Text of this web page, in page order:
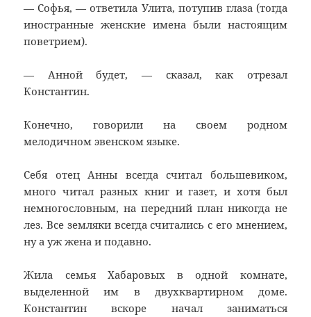
— Софья, — ответила Улита, потупив глаза (тогда
иностранные женские имена были настоящим
поветрием).
— Анной будет, — сказал, как отрезал
Константин.
Конечно, говорили на своем родном
мелодичном эвенском языке.
Себя отец Анны всегда считал большевиком,
много читал разных книг и газет, и хотя был
немногословным, на передний план никогда не
лез. Все земляки всегда считались с его мнением,
ну а уж жена и подавно.
Жила семья Хабаровых в одной комнате,
выделенной им в двухквартирном доме.
Константин вскоре начал заниматься